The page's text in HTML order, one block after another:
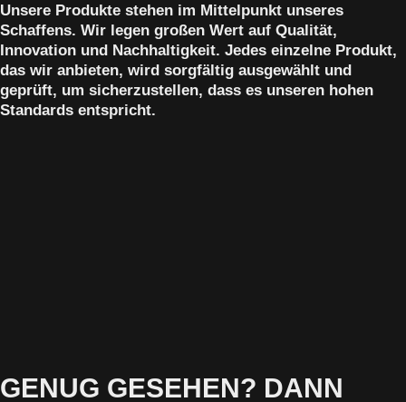
Unsere Produkte stehen im Mittelpunkt unseres
Schaffens. Wir legen großen Wert auf Qualität,
Innovation und Nachhaltigkeit. Jedes einzelne Produkt,
das wir anbieten, wird sorgfältig ausgewählt und
geprüft, um sicherzustellen, dass es unseren hohen
Standards entspricht.
GENUG GESEHEN? DANN